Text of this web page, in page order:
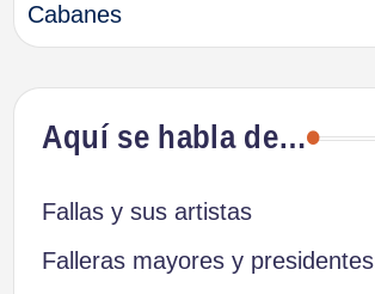
entradas
Cabanes
Aquí se habla de…
Fallas y sus artistas
Falleras mayores y presidentes